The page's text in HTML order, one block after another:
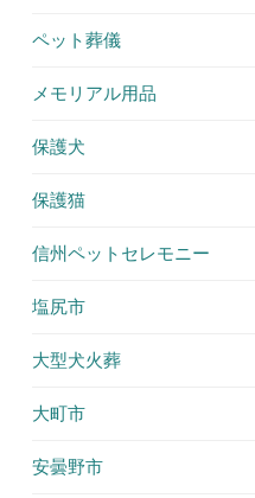
ペット葬儀
メモリアル用品
保護犬
保護猫
信州ペットセレモニー
塩尻市
大型犬火葬
大町市
安曇野市